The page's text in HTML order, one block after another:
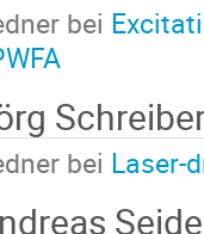
bei
bei Laser-